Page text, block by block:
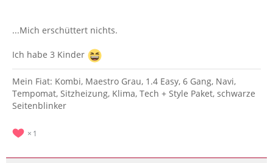
...Mich erschüttert nichts.
Ich habe 3 Kinder
Mein Fiat: Kombi, Maestro Grau, 1.4 Easy, 6 Gang, Navi,
Tempomat, Sitzheizung, Klima, Tech + Style Paket, schwarze
Seitenblinker
1